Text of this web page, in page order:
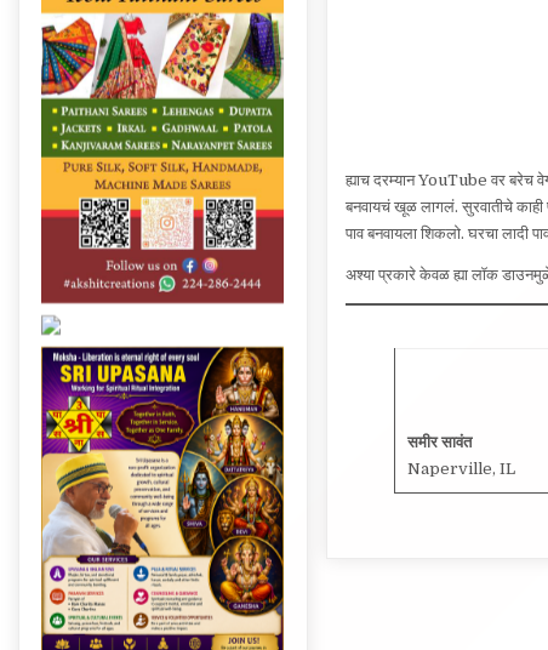
ह्याच दरम्यान YouTube वर बरेच
बनवायचं खूळ लागलं. सुरवातीचे
पाव बनवायला शिकलो. घरचा लादी
अश्या प्रकारे केवळ ह्या लॉक
Naperville, IL